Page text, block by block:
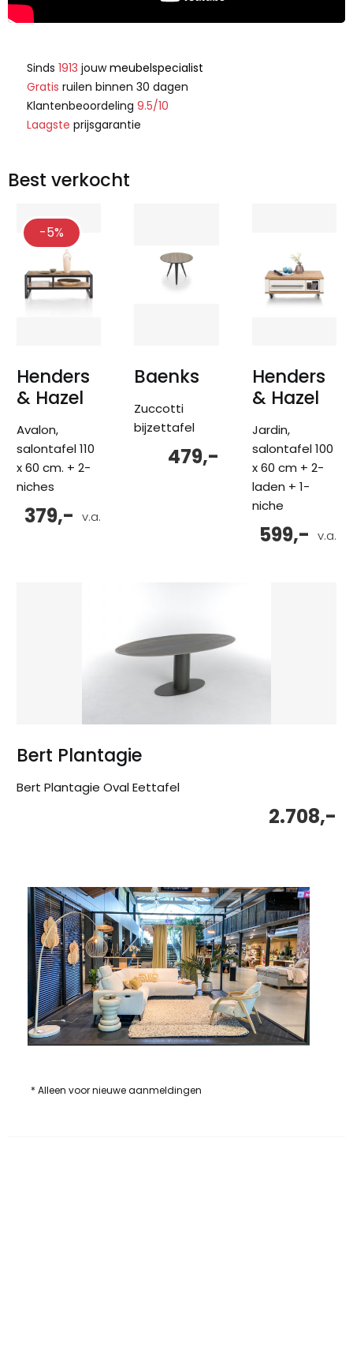
Sinds 1913 jouwmeubelspecialist
Gratis ruilen binnen 30 dagen
Klantenbeoordeling 9.5/10
Laagste prijsgarantie
Best verkocht
-5%
Henders
& Hazel
Avalon,
salontafel 110
x 60 cm. + 2-
niches
v.a.
379,-
Baenks
Zuccotti
bijzettafel
479,-
Henders
& Hazel
Jardin,
salontafel 100
x 60 cm + 2-
laden + 1-
niche
v.a.
599,-
Bert Plantagie
Bert Plantagie Oval Eettafel
2.708,-
* Alleen voor nieuwe aanmeldingen